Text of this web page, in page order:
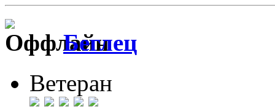
Беглец
Ветеран